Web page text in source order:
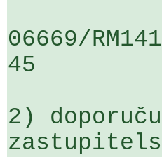
06669/
45
2)